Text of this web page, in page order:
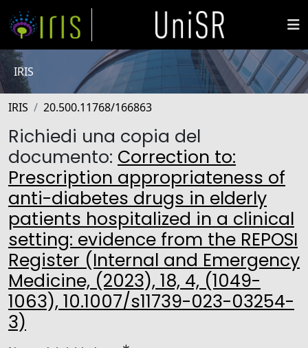
IRIS
IRIS 20.500.11768/166863
Richiedi una copia del
documento: Correction to:
Prescription appropriateness of
anti-diabetes drugs in elderly
patients hospitalized in a clinical
setting: evidence from the REPOSI
Register (Internal and Emergency
Medicine, (2023), 18, 4, (1049-
1063), 10.1007/s11739-023-03254-
3)